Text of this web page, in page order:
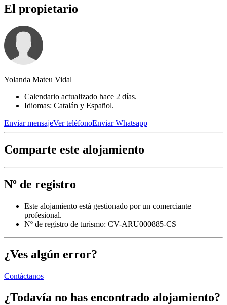
El propietario
Yolanda Mateu Vidal
Calendario actualizado hace 2 días.
Idiomas: Catalán y Español.
Enviar mensajeVer teléfonoEnviar Whatsapp
Comparte este alojamiento
Nº de registro
Este alojamiento está gestionado por un comerciante
profesional.
Nº de registro de turismo: CV-ARU000885-CS
¿Ves algún error?
Contáctanos
¿Todavía no has encontrado alojamiento?